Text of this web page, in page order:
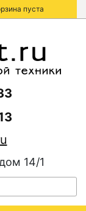
пуста
14/1